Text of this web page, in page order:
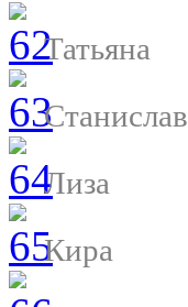
Татьяна
Станислав
Лиза
Кира